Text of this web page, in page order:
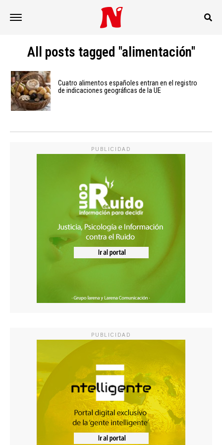
All posts tagged "alimentación"
Cuatro alimentos españoles entran en el registro
de indicaciones geográficas de la UE
PUBLICIDAD
PUBLICIDAD